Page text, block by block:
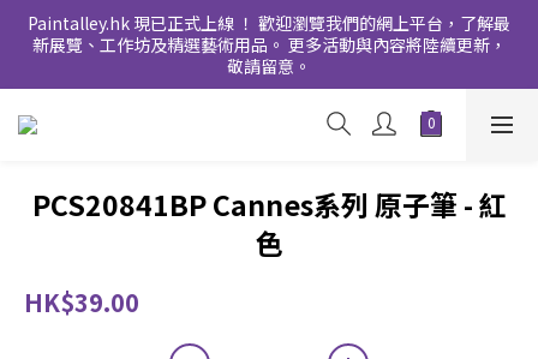
Paintalley.hk 現已正式上線 ！ 歡迎瀏覽我們的網上平台，了解最
新展覽、工作坊及精選藝術用品。 更多活動與內容將陸續更新，
敬請留意。
PCS20841BP Cannes系列 原子筆 - 紅
色
HK$39.00